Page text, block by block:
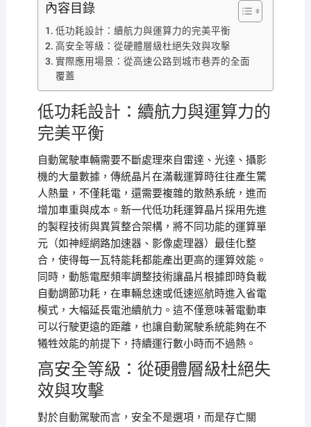
內容目錄
低功耗設計：續航力與運算力的完美平衡
高安全等級：從硬體層級杜絕失效與攻擊
實際應用場景：從高速公路到城市巷弄的全面
覆蓋
低功耗設計：續航力與運算力的
完美平衡
自動駕駛車輛需要不斷處理來自雷達、光達、攝影
機的大量數據，傳統晶片在滿載運算時往往產生驚
人熱量，不僅耗電，還需要複雜的散熱系統，進而
增加車重與成本。新一代低功耗運算晶片採用先進
的製程技術與異質整合架構，將不同功能的運算單
元（如神經網路加速器、影像處理器）最佳化整
合，使得每一瓦特能耗都能產出更高的運算效能。
同時，動態電壓頻率調整技術讓晶片根據即時負載
自動調節功耗，在車輛怠速或低速巡航時進入省電
模式，大幅延長電池續航力。這不僅意味著電動車
可以行駛更遠的距離，也讓自動駕駛系統能夠在不
犧牲效能的前提下，持續運行數小時而不過熱。
高安全等級：從硬體層級杜絕失
效與攻擊
對於自動駕駛而言，安全不是選項，而是存亡關